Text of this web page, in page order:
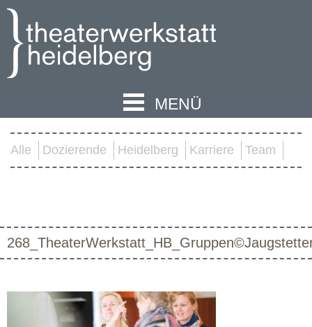
MENÜ
Alle Dozierende Heidelberg Karriere Team